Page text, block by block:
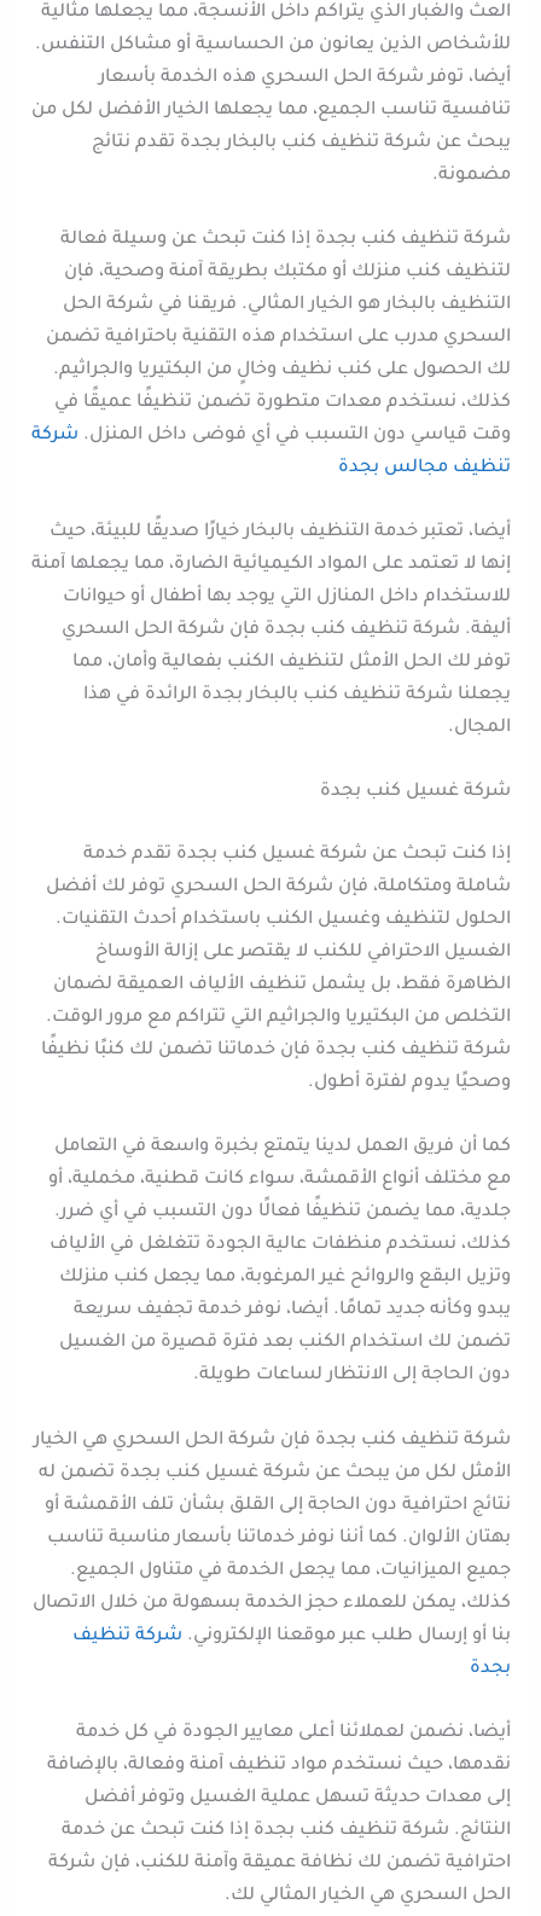
العث والغبار الذي يتراكم داخل الأنسجة، مما يجعلها مثالية
للأشخاص الذين يعانون من الحساسية أو مشاكل التنفس.
أيضا، توفر شركة الحل السحري هذه الخدمة بأسعار
تنافسية تناسب الجميع، مما يجعلها الخيار الأفضل لكل من
يبحث عن شركة تنظيف كنب بالبخار بجدة تقدم نتائج
مضمونة.
شركة تنظيف كنب بجدة إذا كنت تبحث عن وسيلة فعالة
لتنظيف كنب منزلك أو مكتبك بطريقة آمنة وصحية، فإن
التنظيف بالبخار هو الخيار المثالي. فريقنا في شركة الحل
السحري مدرب على استخدام هذه التقنية باحترافية تضمن
لك الحصول على كنب نظيف وخالٍ من البكتيريا والجراثيم.
كذلك، نستخدم معدات متطورة تضمن تنظيفًا عميقًا في
وقت قياسي دون التسبب في أي فوضى داخل المنزل. شركة
تنظيف مجالس بجدة
أيضا، تعتبر خدمة التنظيف بالبخار خيارًا صديقًا للبيئة، حيث
إنها لا تعتمد على المواد الكيميائية الضارة، مما يجعلها آمنة
للاستخدام داخل المنازل التي يوجد بها أطفال أو حيوانات
أليفة. شركة تنظيف كنب بجدة فإن شركة الحل السحري
توفر لك الحل الأمثل لتنظيف الكنب بفعالية وأمان، مما
يجعلنا شركة تنظيف كنب بالبخار بجدة الرائدة في هذا
المجال.
شركة غسيل كنب بجدة
إذا كنت تبحث عن شركة غسيل كنب بجدة تقدم خدمة
شاملة ومتكاملة، فإن شركة الحل السحري توفر لك أفضل
الحلول لتنظيف وغسيل الكنب باستخدام أحدث التقنيات.
الغسيل الاحترافي للكنب لا يقتصر على إزالة الأوساخ
الظاهرة فقط، بل يشمل تنظيف الألياف العميقة لضمان
التخلص من البكتيريا والجراثيم التي تتراكم مع مرور الوقت.
شركة تنظيف كنب بجدة فإن خدماتنا تضمن لك كنبًا نظيفًا
وصحيًا يدوم لفترة أطول.
كما أن فريق العمل لدينا يتمتع بخبرة واسعة في التعامل
مع مختلف أنواع الأقمشة، سواء كانت قطنية، مخملية، أو
جلدية، مما يضمن تنظيفًا فعالًا دون التسبب في أي ضرر.
كذلك، نستخدم منظفات عالية الجودة تتغلغل في الألياف
وتزيل البقع والروائح غير المرغوبة، مما يجعل كنب منزلك
يبدو وكأنه جديد تمامًا. أيضا، نوفر خدمة تجفيف سريعة
تضمن لك استخدام الكنب بعد فترة قصيرة من الغسيل
دون الحاجة إلى الانتظار لساعات طويلة.
شركة تنظيف كنب بجدة فإن شركة الحل السحري هي الخيار
الأمثل لكل من يبحث عن شركة غسيل كنب بجدة تضمن له
نتائج احترافية دون الحاجة إلى القلق بشأن تلف الأقمشة أو
بهتان الألوان. كما أننا نوفر خدماتنا بأسعار مناسبة تناسب
جميع الميزانيات، مما يجعل الخدمة في متناول الجميع.
كذلك، يمكن للعملاء حجز الخدمة بسهولة من خلال الاتصال
بنا أو إرسال طلب عبر موقعنا الإلكتروني. شركة تنظيف
بجدة
أيضا، نضمن لعملائنا أعلى معايير الجودة في كل خدمة
نقدمها، حيث نستخدم مواد تنظيف آمنة وفعالة، بالإضافة
إلى معدات حديثة تسهل عملية الغسيل وتوفر أفضل
النتائج. شركة تنظيف كنب بجدة إذا كنت تبحث عن خدمة
احترافية تضمن لك نظافة عميقة وآمنة للكنب، فإن شركة
الحل السحري هي الخيار المثالي لك.